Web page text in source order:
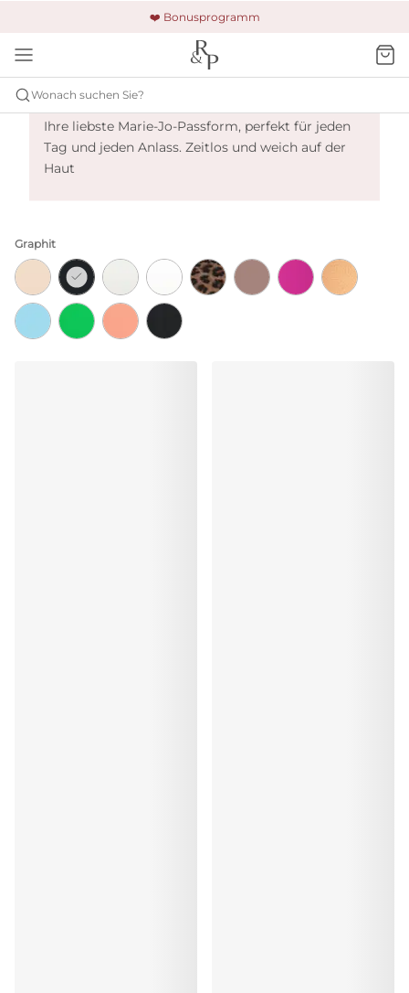
❤️ Bonusprogramm
🚚 Kostenloser Versand und Rückgabe
🔒 Gesicherte Zahlung
Wonach suchen Sie?
Marie Jo Tom - Graphit
Ihre liebste Marie-Jo-Passform, perfekt für jeden
Tag und jeden Anlass. Zeitlos und weich auf der
Haut
Graphit